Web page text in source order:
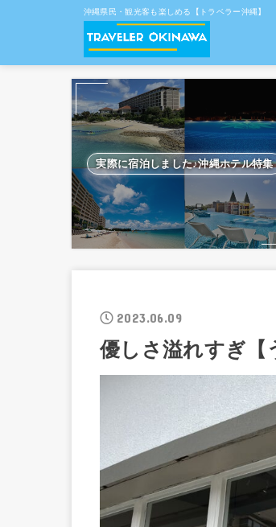
沖縄県民・観光客も楽しめる【トラベラー沖縄】
実際に宿泊しました♪沖縄ホテル特集
2023.06.09
優しさ溢れすぎ【